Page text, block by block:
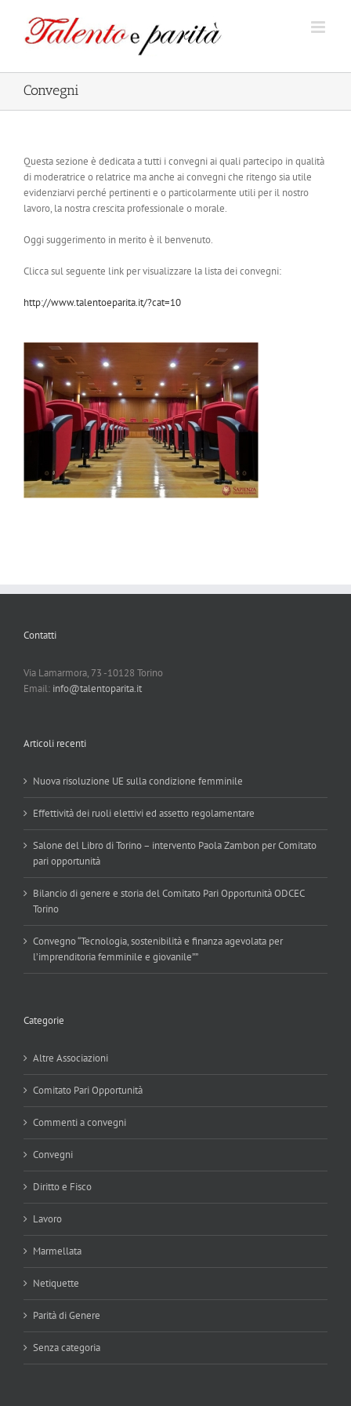
contenuto
Convegni
Questa sezione è dedicata a tutti i convegni ai quali partecipo in qualità
di moderatrice o relatrice ma anche ai convegni che ritengo sia utile
evidenziarvi perché pertinenti e o particolarmente utili per il nostro
lavoro, la nostra crescita professionale o morale.
Oggi suggerimento in merito è il benvenuto.
Clicca sul seguente link per visualizzare la lista dei convegni:
http://www.talentoeparita.it/?cat=10
Contatti
Via Lamarmora, 73 -10128 Torino
Email: info@talentoparita.it
Articoli recenti
Nuova risoluzione UE sulla condizione femminile
Effettività dei ruoli elettivi ed assetto regolamentare
Salone del Libro di Torino – intervento Paola Zambon per Comitato
pari opportunità
Bilancio di genere e storia del Comitato Pari Opportunità ODCEC
Torino
Convegno “Tecnologia, sostenibilità e finanza agevolata per
l’imprenditoria femminile e giovanile””
Categorie
Altre Associazioni
Comitato Pari Opportunità
Commenti a convegni
Convegni
Diritto e Fisco
Lavoro
Marmellata
Netiquette
Parità di Genere
Senza categoria